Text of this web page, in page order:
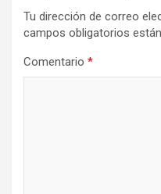
Tu dirección de correo
campos obligatorios
Comentario *